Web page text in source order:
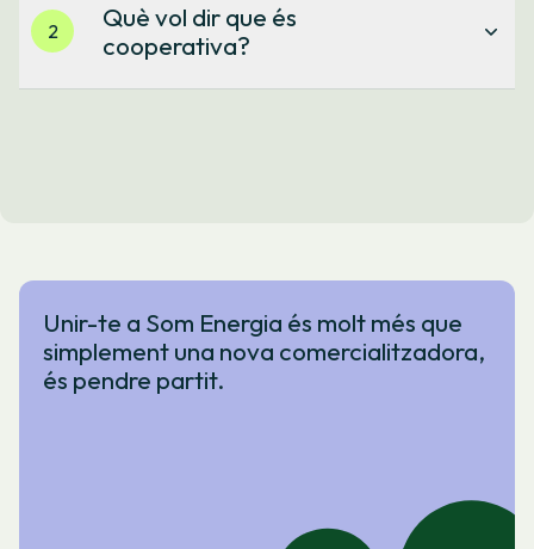
2
Què vol dir que és
cooperativa?
Unir-te a Som Energia és molt més que
simplement una nova comercialitzadora,
és pendre partit.